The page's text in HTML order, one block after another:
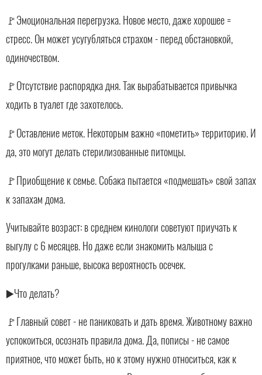
🚩Эмоциональная перегрузка. Новое место, даже хорошее =
стресс. Он может усугубляться страхом - перед обстановкой,
одиночеством.
🚩Отсутствие распорядка дня. Так вырабатывается привычка
ходить в туалет где захотелось.
🚩Оставление меток. Некоторым важно «пометить» территорию. И
да, это могут делать стерилизованные питомцы.
🚩Приобщение к семье. Собака пытается «подмешать» свой запах
к запахам дома.
Учитывайте возраст: в среднем кинологи советуют приучать к
выгулу с 6 месяцев. Но даже если знакомить малыша с
прогулками раньше, высока вероятность осечек.
▶️Что делать?
🚩Главный совет - не паниковать и дать время. Животному важно
успокоиться, осознать правила дома. Да, пописы - не самое
приятное, что может быть, но к этому нужно относиться, как к